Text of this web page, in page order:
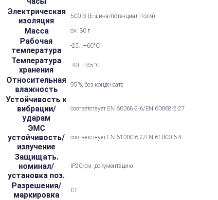
Электрическая
изоляция
500 В (E-шина/потенциал поля)
Масса ок. 30 г
Рабочая
температура
-25...+60°С
Температура
хранения
-40...+85°С
Относительная
влажность
95%, без конденсата
Устойчивость к
вибрации/
ударам
соответствует EN 60068-2-6/EN 60068-2-27
ЭМС
устойчивость/
излучение
соответствует EN 61000-6-2/EN 61000-6-4
Защищать.
номинал/
установка поз.
IP20/см. документацию
Разрешения/
маркировка
CE